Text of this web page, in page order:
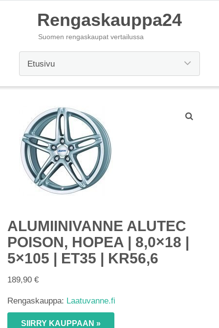
Rengaskauppa24
Suomen rengaskaupat vertailussa
ALUMIINIVANNE ALUTEC
POISON, HOPEA | 8,0×18 |
5×105 | ET35 | KR56,6
189,90 €
Rengaskauppa: Laatuvanne.fi
SIIRRY KAUPPAAN »